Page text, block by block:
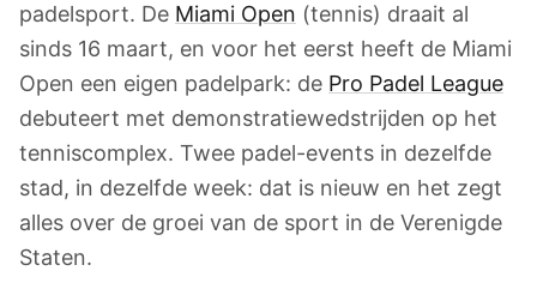
padelsport. De Miami Open (tennis) draait al
sinds 16 maart, en voor het eerst heeft de Miami
Open een eigen padelpark: de Pro Padel League
debuteert met demonstratiewedstrijden op het
tenniscomplex. Twee padel-events in dezelfde
stad, in dezelfde week: dat is nieuw en het zegt
alles over de groei van de sport in de Verenigde
Staten.